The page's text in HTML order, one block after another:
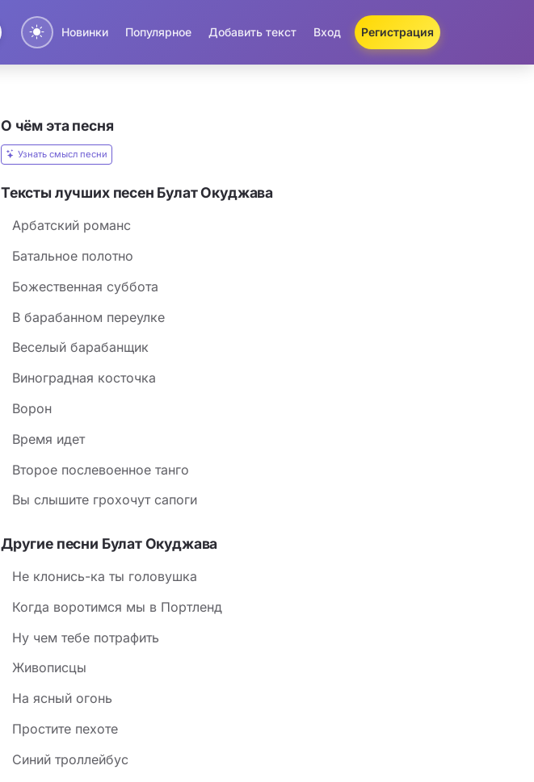
Новинки Популярное Добавить текст Вход Регистрация
О чём эта песня
Узнать смысл песни
Тексты лучших песен Булат Окуджава
Арбатский романс
Батальное полотно
Божественная суббота
В барабанном переулке
Веселый барабанщик
Виноградная косточка
Ворон
Время идет
Второе послевоенное танго
Вы слышите грохочут сапоги
Другие песни Булат Окуджава
Не клонись-ка ты головушка
Когда воротимся мы в Портленд
Ну чем тебе потрафить
Живописцы
На ясный огонь
Простите пехоте
Синий троллейбус